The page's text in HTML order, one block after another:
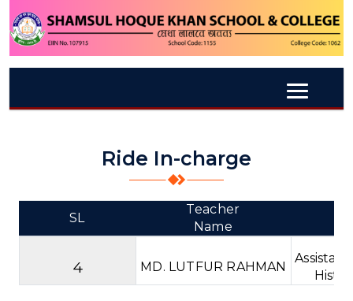
Ride In-charge
SL
Teacher
Name
4 MD. LUTFUR RAHMAN